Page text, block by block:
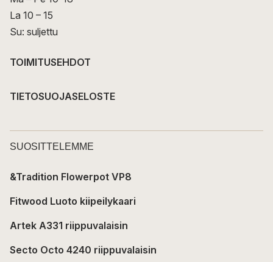
La 10 – 15
Su: suljettu
TOIMITUSEHDOT
TIETOSUOJASELOSTE
SUOSITTELEMME
&Tradition Flowerpot VP8
Fitwood Luoto kiipeilykaari
Artek A331 riippuvalaisin
Secto Octo 4240 riippuvalaisin